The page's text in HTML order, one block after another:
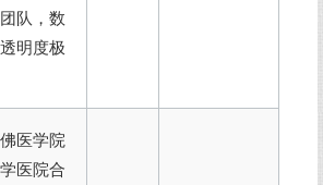
队，数
明度极
医学院
医院合